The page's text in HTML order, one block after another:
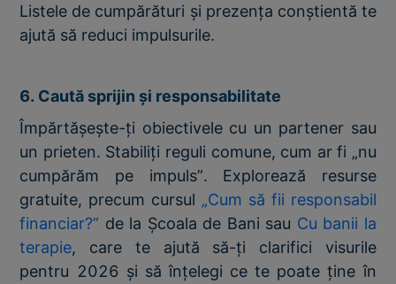
Listele de cumpărături și prezența conștientă te
ajută să reduci impulsurile.
6. Caută sprijin și responsabilitate
Împărtășește-ți obiectivele cu un partener sau
un prieten. Stabiliți reguli comune, cum ar fi „nu
cumpărăm pe impuls”. Explorează resurse
gratuite, precum cursul „Cum să fii responsabil
financiar?” de la Școala de Bani sau Cu banii la
terapie, care te ajută să-ți clarifici visurile
pentru 2026 și să înțelegi ce te poate ține în